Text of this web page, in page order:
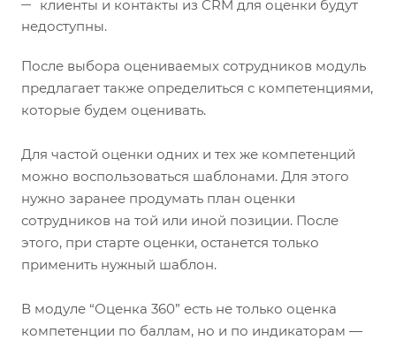
клиенты и контакты из CRM для оценки будут
недоступны.
После выбора оцениваемых сотрудников модуль
предлагает также определиться с компетенциями,
которые будем оценивать.
Для частой оценки одних и тех же компетенций
можно воспользоваться шаблонами. Для этого
нужно заранее продумать план оценки
сотрудников на той или иной позиции. После
этого, при старте оценки, останется только
применить нужный шаблон.
В модуле “Оценка 360” есть не только оценка
компетенции по баллам, но и по индикаторам —